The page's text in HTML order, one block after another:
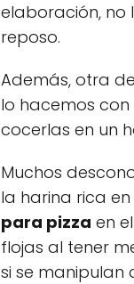
elaboración, no
reposo.
Además, otra
lo hacemos
cocerlas en un
Muchos
la harina rica
para pizza en
flojas al tener
si se manipulan